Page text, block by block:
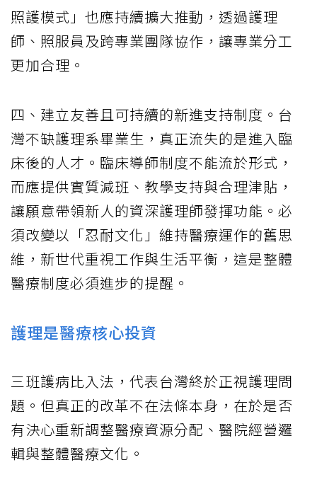
照護模式」也應持續擴大推動，透過護理
師、照服員及跨專業團隊協作，讓專業分工
更加合理。
四、建立友善且可持續的新進支持制度。台
灣不缺護理系畢業生，真正流失的是進入臨
床後的人才。臨床導師制度不能流於形式，
而應提供實質減班、教學支持與合理津貼，
讓願意帶領新人的資深護理師發揮功能。必
須改變以「忍耐文化」維持醫療運作的舊思
維，新世代重視工作與生活平衡，這是整體
醫療制度必須進步的提醒。
護理是醫療核心投資
三班護病比入法，代表台灣終於正視護理問
題。但真正的改革不在法條本身，在於是否
有決心重新調整醫療資源分配、醫院經營邏
輯與整體醫療文化。